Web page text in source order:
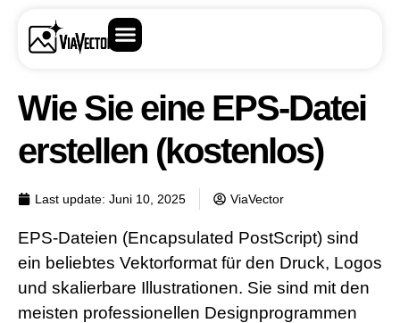
Wie Sie eine EPS-Datei
erstellen (kostenlos)
Last update: Juni 10, 2025 ViaVector
EPS-Dateien (Encapsulated PostScript) sind
ein beliebtes Vektorformat für den Druck, Logos
und skalierbare Illustrationen. Sie sind mit den
meisten professionellen Designprogrammen